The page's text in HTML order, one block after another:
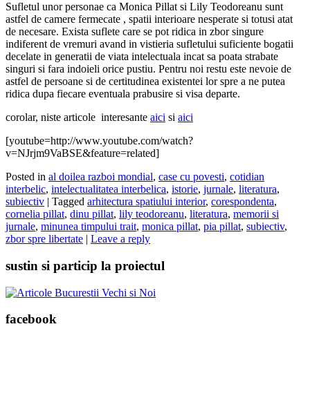
Sufletul unor personae ca Monica Pillat si Lily Teodoreanu sunt
astfel de camere fermecate , spatii interioare nesperate si totusi atat
de necesare. Exista suflete care se pot ridica in zbor singure
indiferent de vremuri avand in vistieria sufletului suficiente bogatii
decelate in generatii de viata intelectuala incat sa poata strabate
singuri si fara indoieli orice pustiu. Pentru noi restu este nevoie de
astfel de persoane si de certitudinea existentei lor spre a ne putea
ridica dupa fiecare eventuala prabusire si visa departe.
corolar, niste articole interesante aici si aici
[youtube=http://www.youtube.com/watch?
v=NJrjm9VaBSE&feature=related]
Posted in al doilea razboi mondial, case cu povesti, cotidian
interbelic, intelectualitatea interbelica, istorie, jurnale, literatura,
subiectiv | Tagged arhitectura spatiului interior, corespondenta,
cornelia pillat, dinu pillat, lily teodoreanu, literatura, memorii si
jurnale, minunea timpului trait, monica pillat, pia pillat, subiectiv,
zbor spre libertate | Leave a reply
sustin si particip la proiectul
facebook